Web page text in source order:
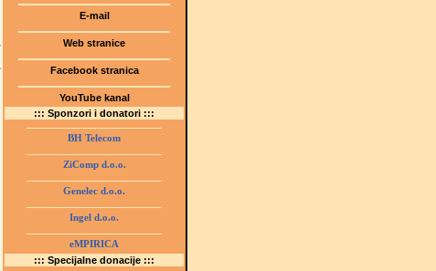
E-mail
Web stranice
www.gmstziam.com.ba
Facebook stranica
YouTube kanal
GMS Tuzla
::: Sponzori i donatori :::
BH Telecom
ZiComp d.o.o.
Genelec d.o.o.
Ingel d.o.o.
eMPIRICA
::: Specijalne donacije :::